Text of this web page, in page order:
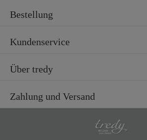
Bestellung
Kundenservice
Über tredy
Zahlung und Versand